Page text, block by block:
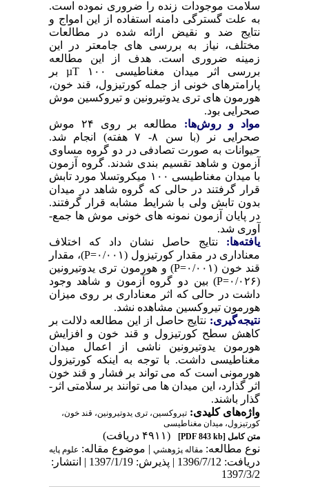
سلامت موجودات زنده را ضروری نموده است.
به علت گسترگی دامنه استفاده از این امواج و
نتایج ضد و نقیض ارائه شده در مطالعات
مختلف، نیاز به بررسی­ های جامع­تر در این
زمینه ضروری است. هدف از این مطالعه
بررسی اثر میدان مغناطیسی µT ۱۰۰ بر
پارامترهای خونی از جمله کورتیزول، قند خون،
هورمون های تری یدوتیرونین و تیروکسین موش
صحرایی بود.
مواد و روش‌‌ها:
مطالعه بر روی ۲۴ موش
صحرایی نر (با سن ۸- ۷ هفته) انجام شد.
حیوانات به صورت تصادفی در دو گروه مساوی
آزمون و شاهد تقسیم­ بندی شدند. گروه آزمون
با میدان مغناطیسی ۱۰۰ میکروتسلا مورد تابش
قرار گرفتند در حالی که گروه شاهد در میدان
بدون تابش ولی با شرایط مشابه قرار گرفتند.
در پایان آزمون نمونه های خونی موش ­ها جمع­
آوری شد.
یافته‌ها: نتایج حاصل نشان داد که اختلاف
معناداری در مقدار کورتیزول (۰/۰۰۱=P)، مقدار
قند خون (۰/۰۰۱=P) و هورمون تری یدوتیرونین
(۰/۰۲۶=P) بین دو گروه آزمون و شاهد وجود
داشت در حالی که اثر معناداری بر روی میزان
هورمون تیروکسین مشاهده نشد.
نتیجه‌گیری: نتایج حاصل از این مطالعه دلالت بر
کاهش سطح کورتیزول و قند خون و افزایش
هورمون یدوتیرونین ناشی از اعمال میدان
مغناطیسی داشت. با توجه به اینکه کورتیزول
هورمونی است که می تواند بر فشار و قند خون
اثر گذارد، این میدان ها می توانند بر سلامتی اثر­
گذار باشند.
واژه‌های کلیدی: تیروکسین، تری یدوتیرونین، قند خون،
کورتیزول، میدان مغناطیسی
متن کامل[PDF 843 kb]
(۴۹۱۱ دریافت)
نوع مطالعه: مقاله پژوهشي| موضوع مقاله: علوم پایه
دریافت: 1396/7/12 | پذیرش: 1397/1/19 | انتشار:
1397/3/2